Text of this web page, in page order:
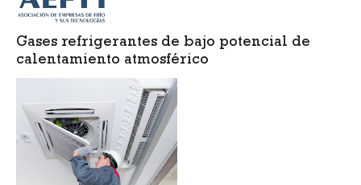
Gases refrigerantes de bajo potencial de
calentamiento atmosférico